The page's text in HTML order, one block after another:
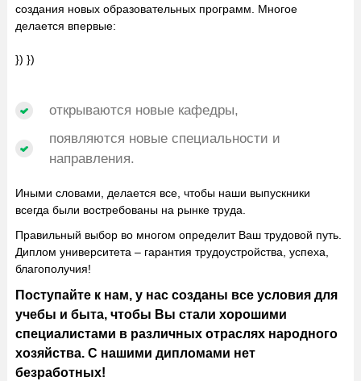
создания новых образовательных программ. Многое
делается впервые:
}) })
открываются новые кафедры,
появляются новые специальности и
направления.
Иными словами, делается все, чтобы наши выпускники
всегда были востребованы на рынке труда.
Правильный выбор во многом определит Ваш трудовой путь.
Диплом университета – гарантия трудоустройства, успеха,
благополучия!
Поступайте к нам, у нас созданы все условия для
учебы и быта, чтобы Вы стали хорошими
специалистами в различных отраслях народного
хозяйства. С нашими дипломами нет
безработных!